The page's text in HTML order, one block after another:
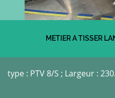
METIER A TISSER
type : PTV 8/S ; Largeur :